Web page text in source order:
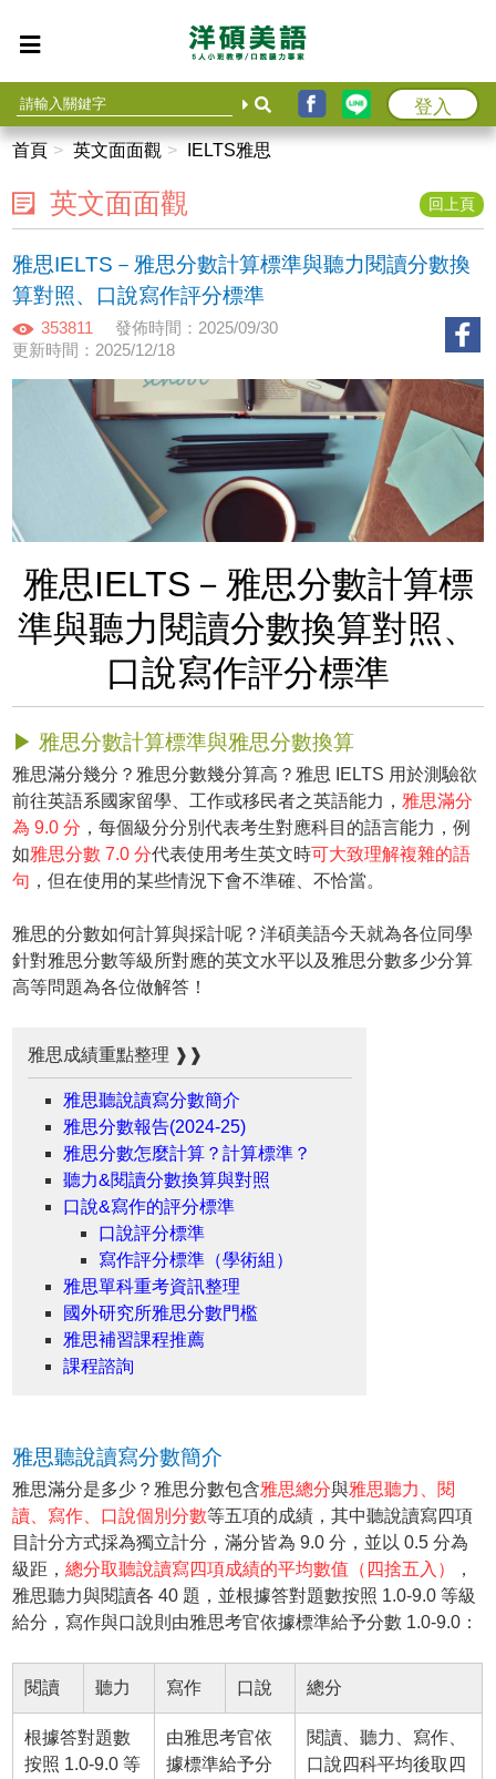
登入
首頁 英文面面觀 IELTS雅思
英文面面觀 回上頁
雅思IELTS－雅思分數計算標準與聽力閱讀分數換
算對照、口說寫作評分標準
353811
發佈時間：2025/09/30
更新時間：2025/12/18
雅思IELTS－雅思分數計算標
準與聽力閱讀分數換算對照、
口說寫作評分標準
▶ 雅思分數計算標準與雅思分數換算
雅思滿分幾分？雅思分數幾分算高？雅思 IELTS 用於測驗欲
前往英語系國家留學、工作或移民者之英語能力， 雅思滿分
為 9.0 分 ，每個級分分別代表考生對應科目的語言能力，例
如雅思分數 7.0 分代表使用考生英文時可大致理解複雜的語
句 ，但在使用的某些情況下會不準確、不恰當。
雅思的分數如何計算與採計呢？洋碩美語今天就為各位同學
針對雅思分數等級所對應的英文水平以及雅思分數多少分算
高等問題為各位做解答！
雅思成績重點整理 ❱❱
雅思聽說讀寫分數簡介
雅思分數報告(2024-25)
雅思分數怎麼計算？計算標準？
聽力&閱讀分數換算與對照
口說&寫作的評分標準
口說評分標準
寫作評分標準（學術組）
雅思單科重考資訊整理
國外研究所雅思分數門檻
雅思補習課程推薦
課程諮詢
雅思聽說讀寫分數簡介
雅思滿分是多少？雅思分數包含雅思總分與雅思聽力、閱
讀、寫作、口說個別分數等五項的成績，其中聽說讀寫四項
目計分方式採為獨立計分，滿分皆為 9.0 分，並以 0.5 分為
級距，總分取聽說讀寫四項成績的平均數值（四捨五入）
，
雅思聽力與閱讀各 40 題，並根據答對題數按照 1.0-9.0 等級
給分，寫作與口說則由雅思考官依據標準給予分數 1.0-9.0：
閱讀 聽力 寫作 口說 總分
根據答對題數
按照 1.0-9.0 等
由雅思考官依
據標準給予分
閱讀、聽力、寫作、
口說四科平均後取四